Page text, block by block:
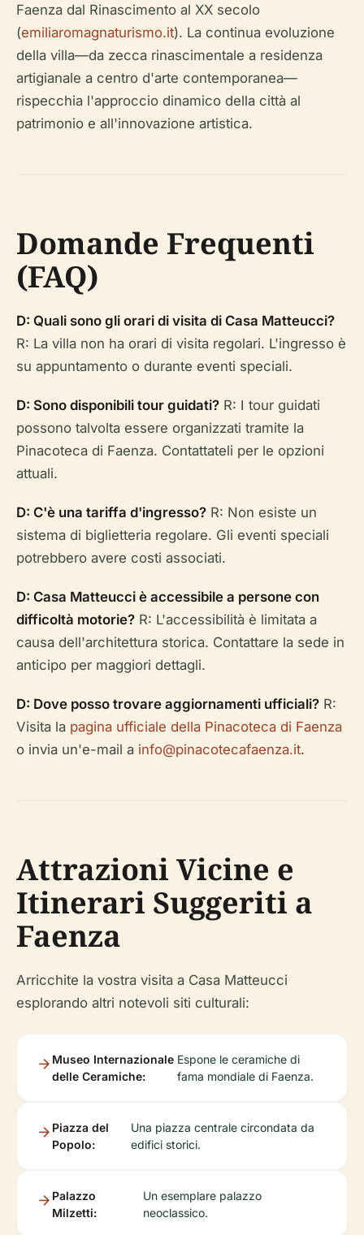
Faenza dal Rinascimento al XX secolo
(emiliaromagnaturismo.it). La continua evoluzione
della villa—da zecca rinascimentale a residenza
artigianale a centro d'arte contemporanea—
rispecchia l'approccio dinamico della città al
patrimonio e all'innovazione artistica.
Domande Frequenti
(FAQ)
D: Quali sono gli orari di visita di Casa Matteucci?
R: La villa non ha orari di visita regolari. L'ingresso è
su appuntamento o durante eventi speciali.
D: Sono disponibili tour guidati? R: I tour guidati
possono talvolta essere organizzati tramite la
Pinacoteca di Faenza. Contattateli per le opzioni
attuali.
D: C'è una tariffa d'ingresso? R: Non esiste un
sistema di biglietteria regolare. Gli eventi speciali
potrebbero avere costi associati.
D: Casa Matteucci è accessibile a persone con
difficoltà motorie? R: L'accessibilità è limitata a
causa dell'architettura storica. Contattare la sede in
anticipo per maggiori dettagli.
D: Dove posso trovare aggiornamenti ufficiali? R:
Visita la pagina ufficiale della Pinacoteca di Faenza
o invia un'e-mail a info@pinacotecafaenza.it.
Attrazioni Vicine e
Itinerari Suggeriti a
Faenza
Arricchite la vostra visita a Casa Matteucci
esplorando altri notevoli siti culturali:
Museo Internazionale
delle Ceramiche:
Espone le ceramiche di
fama mondiale di Faenza.
Piazza del
Popolo:
Una piazza centrale circondata da
edifici storici.
Palazzo
Milzetti:
Un esemplare palazzo
neoclassico.